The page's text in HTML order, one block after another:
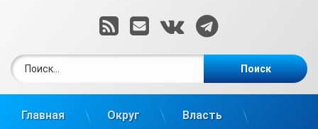
RSSE-mailВКонтакте
Telegram
Главная Округ Власть